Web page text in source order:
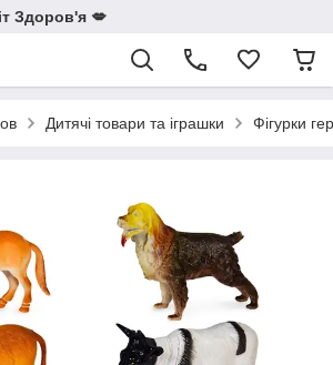
Здоров'я 💋
Дитячі товари та іграшки Фігурки